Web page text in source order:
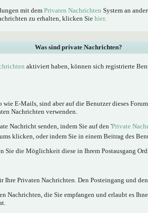
mit dem Privaten Nachrichten System an
zu erhalten, klicken Sie hier.
Was sind private Nachrichten?
aktiviert haben, können sich registrierte
E-Mails, sind aber auf die Benutzer dieses
Nachrichten verwenden.
Nachricht senden, indem Sie auf den 'Private
klicken, oder indem Sie in einem Beitrag des
Sie die Möglichkeit diese in Ihrem Postausgang
Ihre Privaten Nachrichten. Den Posteingang und
Nachrichten, die Sie empfangen und erlaubt es